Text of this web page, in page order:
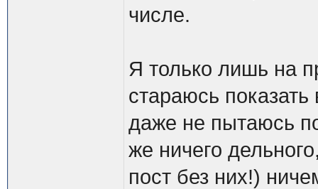
числе.
Я только лишь на
стараюсь
даже не пытаюсь
же ничего
пост без них!)